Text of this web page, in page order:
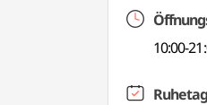
10:00-